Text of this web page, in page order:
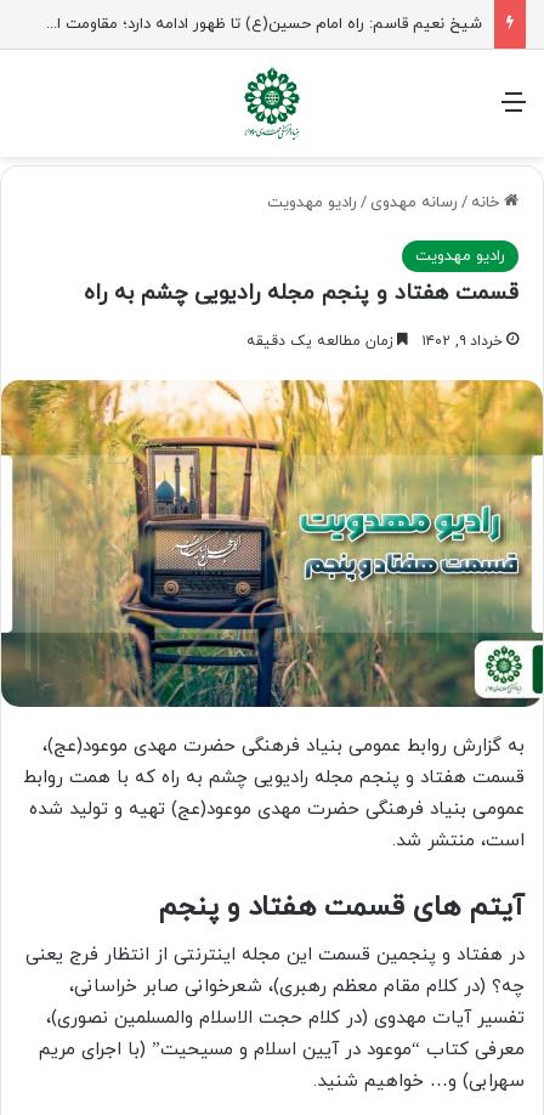
شیخ نعیم قاسم: راه امام حسین(ع) تا ظهور ادامه دارد؛ مقاومت از کربلا الهام می‌گیرد
منو
خانه / رسانه مهدوی / رادیو مهدویت
رادیو مهدویت
قسمت هفتاد و پنجم مجله رادیویی چشم به راه
خرداد ۹, ۱۴۰۲ زمان مطالعه یک دقیقه
به گزارش روابط عمومی بنیاد فرهنگی حضرت مهدی موعود(عج)،
قسمت هفتاد و پنجم مجله رادیویی چشم به راه که با همت روابط
عمومی بنیاد فرهنگی حضرت مهدی موعود(عج) تهیه و تولید شده
است، منتشر شد.
آیتم های قسمت هفتاد و پنجم
در هفتاد و پنجمین قسمت این مجله اینترنتی از انتظار فرج یعنی
چه؟ (در کلام مقام معظم رهبری)، شعرخوانی صابر خراسانی،
تفسیر آیات مهدوی (در کلام حجت الاسلام والمسلمین نصوری)،
معرفی کتاب “موعود در آیین اسلام و مسیحیت” (با اجرای مریم
سهرابی) و… خواهیم شنید.